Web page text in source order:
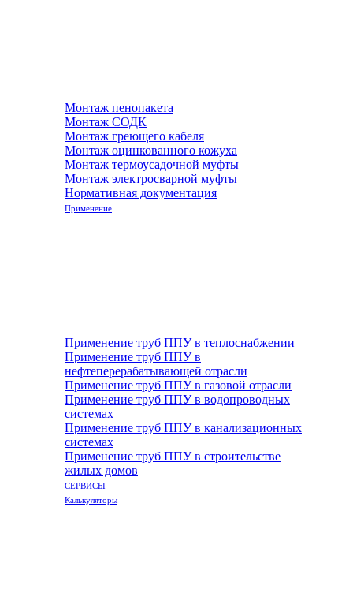
Монтаж пенопакета
Монтаж СОДК
Монтаж греющего кабеля
Монтаж оцинкованного кожуха
Монтаж термоусадочной муфты
Монтаж электросварной муфты
Нормативная документация
Применение
Применение труб ППУ в теплоснабжении
Применение труб ППУ в
нефтеперерабатывающей отрасли
Применение труб ППУ в газовой отрасли
Применение труб ППУ в водопроводных
системах
Применение труб ППУ в канализационных
системах
Применение труб ППУ в строительстве
жилых домов
СЕРВИСЫ
Калькуляторы